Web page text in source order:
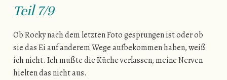
Teil 7/9
Ob Rocky nach dem letzten Foto gesprungen ist oder ob
sie das Ei auf anderem Wege aufbekommen haben, weiß
ich nicht. Ich mußte die Küche verlassen, meine Nerven
hielten das nicht aus.